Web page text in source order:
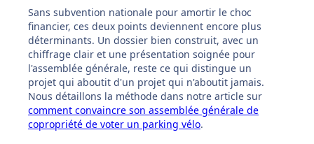
Sans subvention nationale pour amortir le choc
financier, ces deux points deviennent encore plus
déterminants. Un dossier bien construit, avec un
chiffrage clair et une présentation soignée pour
l'assemblée générale, reste ce qui distingue un
projet qui aboutit d'un projet qui n'aboutit jamais.
Nous détaillons la méthode dans notre article sur
comment convaincre son assemblée générale de
copropriété de voter un parking vélo.